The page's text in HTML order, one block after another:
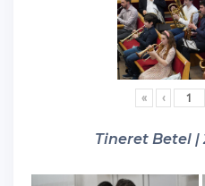
« ‹
Tineret Betel |